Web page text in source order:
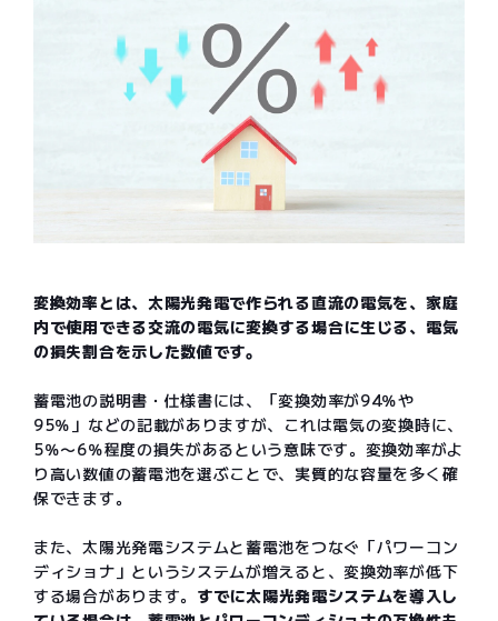
変換効率とは、太陽光発電で作られる直流の電気を、家庭
内で使用できる交流の電気に変換する場合に生じる、電気
の損失割合を示した数値です。
蓄電池の説明書・仕様書には、「変換効率が94％や
95％」などの記載がありますが、これは電気の変換時に、
5％〜6％程度の損失があるという意味です。変換効率がよ
り高い数値の蓄電池を選ぶことで、実質的な容量を多く確
保できます。
また、太陽光発電システムと蓄電池をつなぐ「パワーコン
ディショナ」というシステムが増えると、変換効率が低下
する場合があります。 すでに太陽光発電システムを導入し